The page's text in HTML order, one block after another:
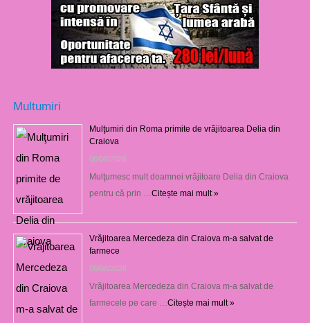
Multumiri
Mulţumiri din Roma primite de vrăjitoarea Delia din
Craiova
06/08/2026
Mulţumesc mult doamnei vrăjitoare Delia din Craiova
pentru că prin … Citește mai mult »
Vrăjitoarea Mercedeza din Craiova m-a salvat de
farmece
06/08/2026
Vrăjitoarea Mercedeza din Craiova m-a salvat de
farmecele pe care … Citește mai mult »